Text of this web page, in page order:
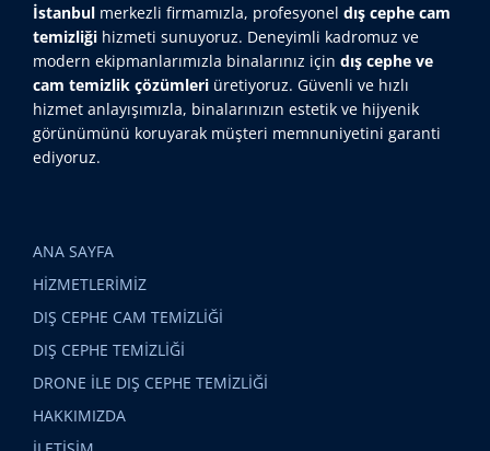
İstanbul merkezli firmamızla, profesyonel dış cephe cam
temizliği hizmeti sunuyoruz. Deneyimli kadromuz ve
modern ekipmanlarımızla binalarınız için dış cephe ve
cam temizlik çözümleri üretiyoruz. Güvenli ve hızlı
hizmet anlayışımızla, binalarınızın estetik ve hijyenik
görünümünü koruyarak müşteri memnuniyetini garanti
ediyoruz.
ANA SAYFA
HİZMETLERİMİZ
DIŞ CEPHE CAM TEMİZLİĞİ
DIŞ CEPHE TEMİZLİĞİ
DRONE İLE DIŞ CEPHE TEMİZLİĞİ
HAKKIMIZDA